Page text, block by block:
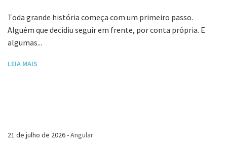
Toda grande história começa com um primeiro passo.
Alguém que decidiu seguir em frente, por conta própria. E
algumas...
LEIA MAIS
21 de julho de 2026 -Angular